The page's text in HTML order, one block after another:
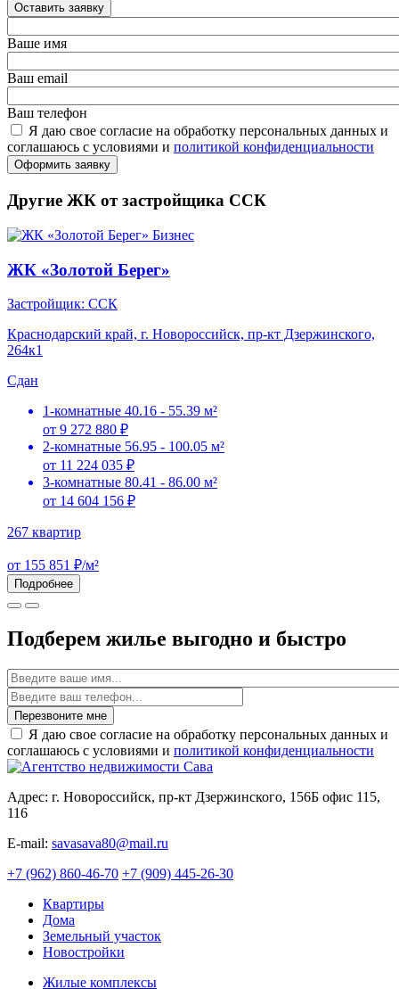
Оставить заявку
Ваше имя
Ваш email
Ваш телефон
Я даю свое согласие на обработку персональных данных и
соглашаюсь с условиями и политикой конфиденциальности
Оформить заявку
Другие ЖК от застройщика ССК
Бизнес
ЖК «Золотой Берег»
Застройщик: ССК
Краснодарский край, г. Новороссийск, пр-кт Дзержинского,
264к1
Сдан
1-комнатные 40.16 - 55.39 м²
от 9 272 880 ₽
2-комнатные 56.95 - 100.05 м²
от 11 224 035 ₽
3-комнатные 80.41 - 86.00 м²
от 14 604 156 ₽
267 квартир
от 155 851 ₽/м²
Подробнее
Подберем жилье выгодно и быстро
Имя
Перезвоните мне
Я даю свое согласие на обработку персональных данных и
соглашаюсь с условиями и политикой конфиденциальности
Адрес: г. Новороссийск, пр-кт Дзержинского, 156Б офис 115,
116
E-mail: savasava80@mail.ru
+7 (962) 860-46-70 +7 (909) 445-26-30
Квартиры
Дома
Земельный участок
Новостройки
Жилые комплексы